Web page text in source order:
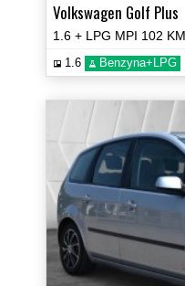
Volkswagen Golf Plus
1.6 Benzyna+LPG